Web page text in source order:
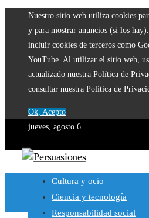
Nuestro sitio web utiliza cookies
y para mostrar anuncios (si los
incluir cookies de terceros como
YouTube. Al utilizar el sitio web,
actualizado nuestra Política de
consultar nuestra Política de
Ok, Acepto
jueves, agosto 6
Cultura y ocio
Ciencia y tecnología
Responsabilidad social